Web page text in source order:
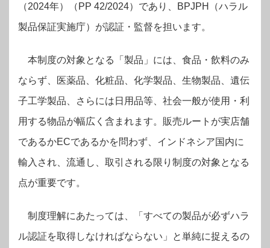
（2024年）（PP 42/2024）であり、BPJPH（ハラル
製品保証実施庁）が認証・監督を担います。
本制度の対象となる「製品」には、食品・飲料のみ
ならず、医薬品、化粧品、化学製品、生物製品、遺伝
子工学製品、さらには日用品等、社会一般が使用・利
用する物品が幅広く含まれます。販売ルートが実店舗
であるかECであるかを問わず、インドネシア国内に
輸入され、流通し、取引される限り制度の対象となる
点が重要です。
制度理解にあたっては、「すべての製品が必ずハラ
ル認証を取得しなければならない」と単純に捉えるの